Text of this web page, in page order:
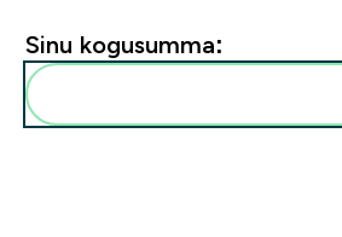
Sinu kogusumma: